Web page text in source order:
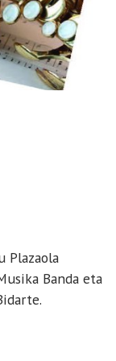
Plazaola
Banda eta